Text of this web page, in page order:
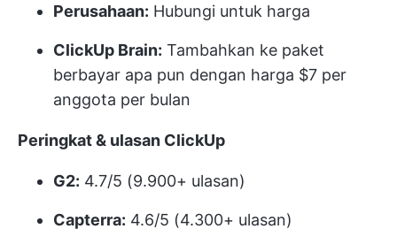
Perusahaan: Hubungi untuk harga
ClickUp Brain: Tambahkan ke paket
berbayar apa pun dengan harga $7 per
anggota per bulan
Peringkat & ulasan ClickUp
G2: 4.7/5 (9.900+ ulasan)
Capterra: 4.6/5 (4.300+ ulasan)